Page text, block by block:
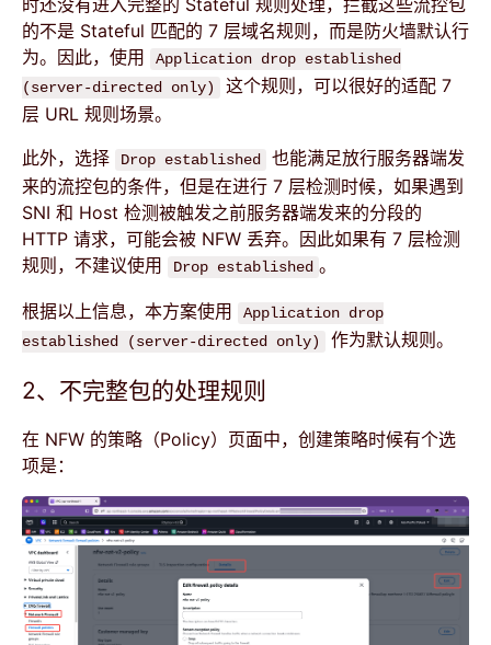
时还没有进入完整的 Stateful 规则处理，拦截这些流控包
的不是 Stateful 匹配的 7 层域名规则，而是防火墙默认行
为。因此，使用
Application drop established
(server-directed only)
这个规则，可以很好的适配 7
层 URL 规则场景。
此外，选择
Drop established
也能满足放行服务器端发
来的流控包的条件，但是在进行 7 层检测时候，如果遇到
SNI 和 Host 检测被触发之前服务器端发来的分段的
HTTP 请求，可能会被 NFW 丢弃。因此如果有 7 层检测
规则，不建议使用
Drop established 。
根据以上信息，本方案使用
Application drop
established (server-directed only)
作为默认规则。
2、不完整包的处理规则
在 NFW 的策略（Policy）页面中，创建策略时候有个选
项是：